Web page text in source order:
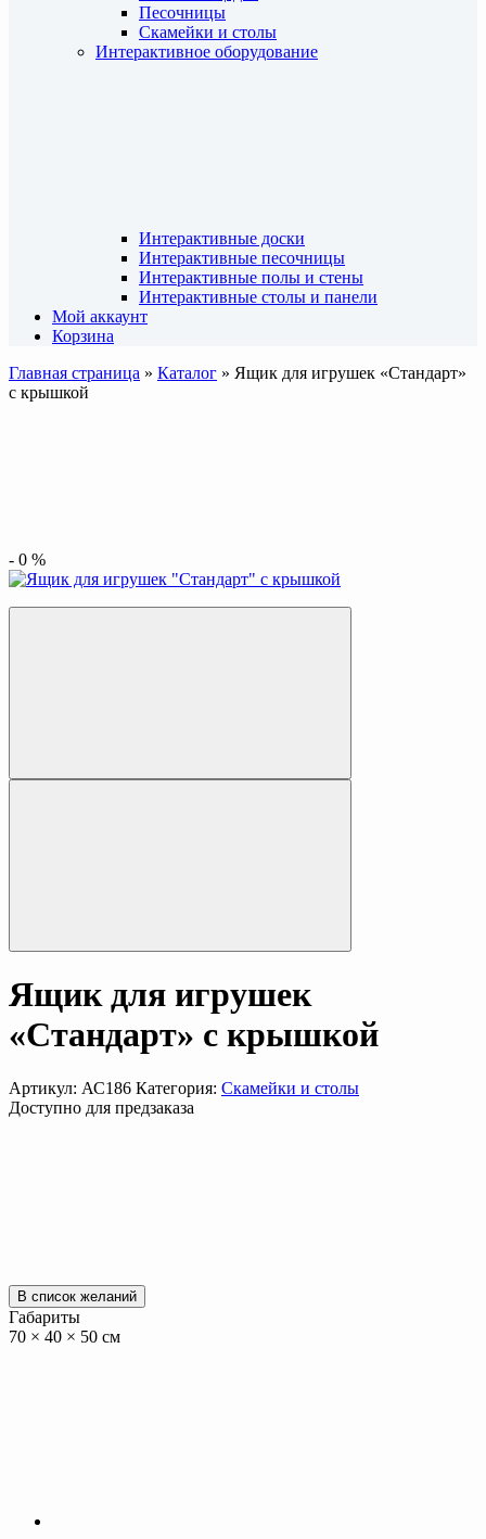
Песочницы
Скамейки и столы
Интерактивное оборудование
Интерактивные доски
Интерактивные песочницы
Интерактивные полы и стены
Интерактивные столы и панели
Мой аккаунт
Корзина
Главная страница » Каталог » Ящик для игрушек «Стандарт»
с крышкой
- 0 %
Ящик для игрушек
«Стандарт» с крышкой
Артикул: АС186 Категория: Скамейки и столы
Доступно для предзаказа
В список желаний
Габариты
70 × 40 × 50 см